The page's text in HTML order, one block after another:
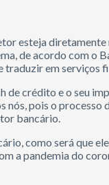
esteja
de acordo com o
em serviços
de crédito e o seu
pois o processo
bancário.
como será que
a pandemia do